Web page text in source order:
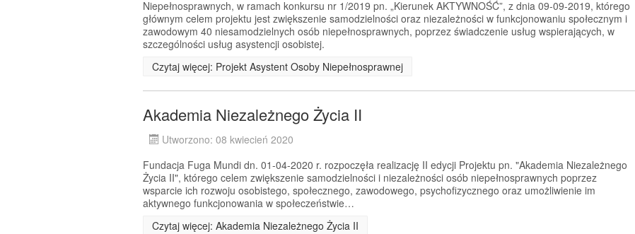
Niepełnosprawnych, w ramach konkursu nr 1/2019 pn. „Kierunek AKTYWNOŚĆ”, z dnia 09-09-2019, którego
głównym celem projektu jest zwiększenie samodzielności oraz niezależności w funkcjonowaniu społecznym i
zawodowym 40 niesamodzielnych osób niepełnosprawnych, poprzez świadczenie usług wspierających, w
szczególności usług asystencji osobistej.
Czytaj więcej: Projekt Asystent Osoby Niepełnosprawnej
Akademia Niezależnego Życia II
Utworzono: 08 kwiecień 2020
Fundacja Fuga Mundi dn. 01-04-2020 r. rozpoczęła realizację II edycji Projektu pn. "Akademia Niezależnego
Życia II", którego celem zwiększenie samodzielności i niezależności osób niepełnosprawnych poprzez
wsparcie ich rozwoju osobistego, społecznego, zawodowego, psychofizycznego oraz umożliwienie im
aktywnego funkcjonowania w społeczeństwie…
Czytaj więcej: Akademia Niezależnego Życia II